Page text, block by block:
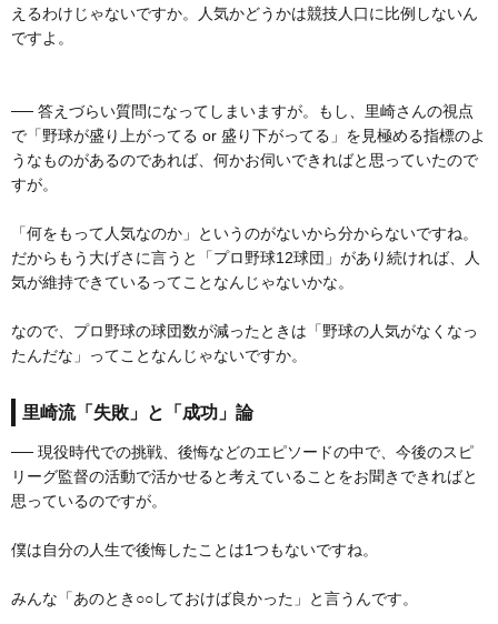
えるわけじゃないですか。人気かどうかは競技人口に比例しないん
ですよ。
── 答えづらい質問になってしまいますが。もし、里崎さんの視点
で「野球が盛り上がってる or 盛り下がってる」を見極める指標のよ
うなものがあるのであれば、何かお伺いできればと思っていたので
すが。
「何をもって人気なのか」というのがないから分からないですね。
だからもう大げさに言うと「プロ野球12球団」があり続ければ、人
気が維持できているってことなんじゃないかな。
なので、プロ野球の球団数が減ったときは「野球の人気がなくなっ
たんだな」ってことなんじゃないですか。
里崎流「失敗」と「成功」論
── 現役時代での挑戦、後悔などのエピソードの中で、今後のスピ
リーグ監督の活動で活かせると考えていることをお聞きできればと
思っているのですが。
僕は自分の人生で後悔したことは1つもないですね。
みんな「あのとき○○しておけば良かった」と言うんです。